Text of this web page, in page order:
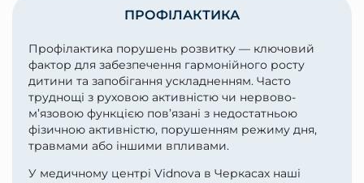
ПРОФІЛАКТИКА
Профілактика порушень розвитку — ключовий
фактор для забезпечення гармонійного росту
дитини та запобігання ускладненням. Часто
труднощі з руховою активністю чи нервово-
м’язовою функцією пов’язані з недостатньою
фізичною активністю, порушенням режиму дня,
травмами або іншими впливами.
У медичному центрі Vidnova в Черкасах наші